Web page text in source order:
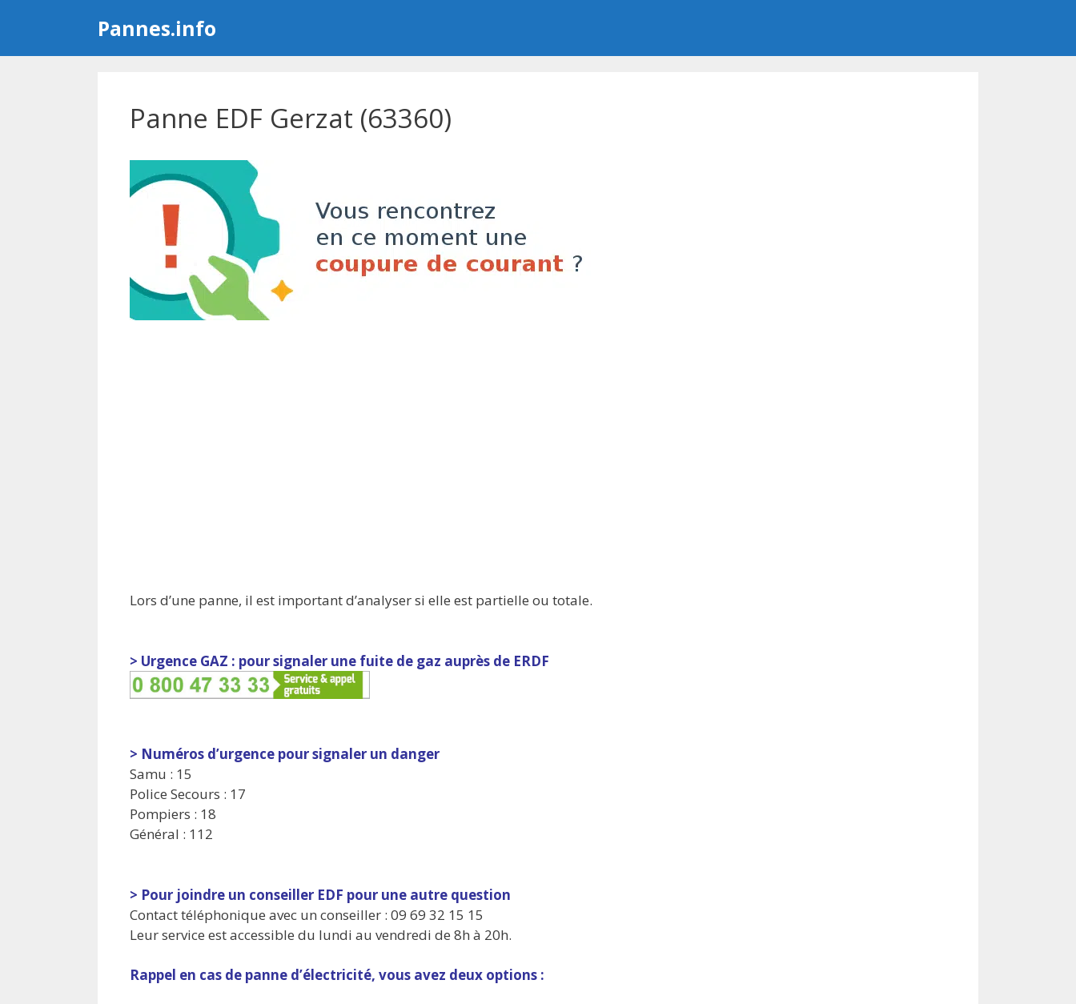
Pannes.info
Panne EDF Gerzat (63360)
Lors d’une panne, il est important d’analyser si elle est partielle ou totale.
> Urgence GAZ : pour signaler une fuite de gaz auprès de ERDF
> Numéros d’urgence pour signaler un danger
Samu : 15
Police Secours : 17
Pompiers : 18
Général : 112
> Pour joindre un conseiller EDF pour une autre question
Contact téléphonique avec un conseiller : 09 69 32 15 15
Leur service est accessible du lundi au vendredi de 8h à 20h.
Rappel en cas de panne d’électricité, vous avez deux options :